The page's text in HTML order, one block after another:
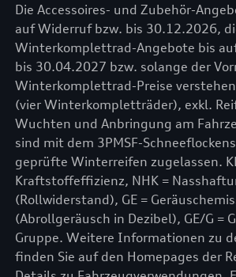
Die Accessoires- und Zubehör-
auf Widerruf bzw. bis 30.12.2026,
Winterkomplettrad-Angebote bis
bis 30.04.2027 bzw. solange der
Winterkomplettrad-Preise
(vier Winterkompletträder), exkl.
Wuchten und Anbringung am
sind mit dem 3PMSF-
geprüfte Winterreifen zugelassen.
Kraftstoffeffizienz, NHK =
(Rollwiderstand), GE =
(Abrollgeräusch in Dezibel), GE/G =
Gruppe. Weitere Informationen zu
finden Sie auf den Homepages der